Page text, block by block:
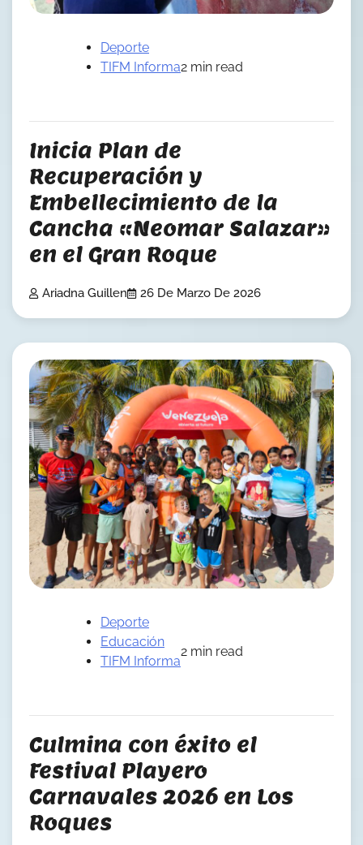
Deporte
TIFM Informa2 min read
Inicia Plan de
Recuperación y
Embellecimiento de la
Cancha «Neomar Salazar»
en el Gran Roque
Ariadna Guillen 26 De Marzo De 2026
Deporte
Educación
TIFM Informa
2 min read
Culmina con éxito el
Festival Playero
Carnavales 2026 en Los
Roques